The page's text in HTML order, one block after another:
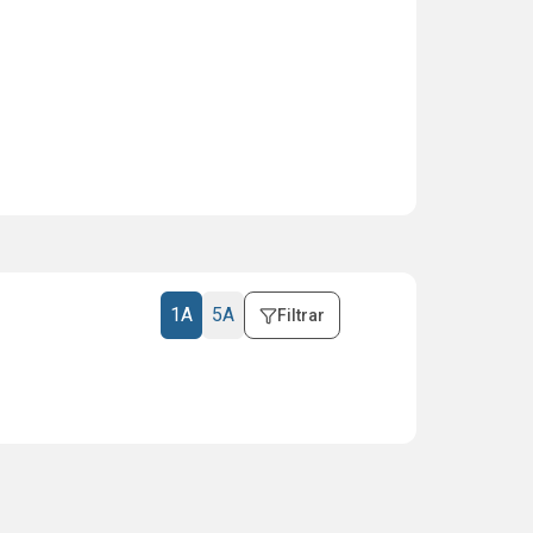
1A 5A Filtrar